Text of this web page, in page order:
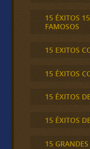
15 ÉXITOS
FAMOSOS
15 EXITOS
15 ÉXITOS
15 ÉXITOS
15 ÉXITOS
15